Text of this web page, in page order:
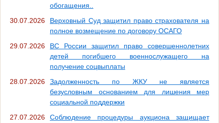
обогащения..
30.07.2026
Верховный Суд защитил право страхователя на
полное возмещение по договору ОСАГО
29.07.2026
ВС России защитил право совершеннолетних
детей погибшего военнослужащего на
получение соцвыплаты
28.07.2026
Задолженность по ЖКУ не является
безусловным основанием для лишения мер
социальной поддержки
27.07.2026
Соблюдение процедуры аукциона защищает